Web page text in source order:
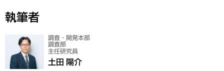
執筆者
調査・開発本部
調査部
主任研究員
土田 陽介